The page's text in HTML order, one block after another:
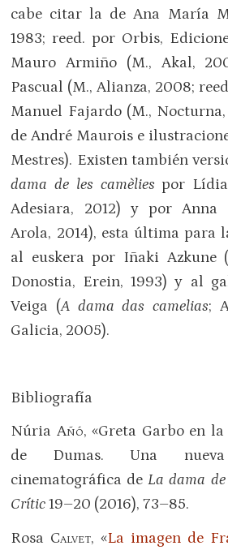
cabe citar la de Ana María
1983; reed. por Orbis,
Mauro Armiño (M., Akal,
Pascual (M., Alianza, 2008;
Manuel Fajardo (M.,
de André Maurois e
Mestres). Existen también
dama de les camèlies por
Adesiara, 2012) y por Anna
Arola, 2014), esta última para
al euskera por Iñaki Azkune
Donostia, Erein, 1993) y al
Veiga (A dama das camelias;
Galicia, 2005).
Bibliografía
Núria Añó, «Greta Garbo en
de Dumas. Una nueva
cinematográfica deLa dama
Crític19–20 (2016), 73–85.
Rosa Calvet, «La imagen de